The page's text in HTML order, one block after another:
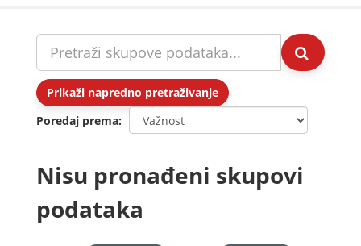
Prikaži napredno pretraživanje
Poredaj prema
Nisu pronađeni skupovi
podataka